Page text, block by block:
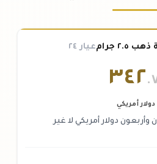
جرام عيار ٢٤
٣٤٢
دولار أمريكي
وأربعون دولار أمريكي لا غير